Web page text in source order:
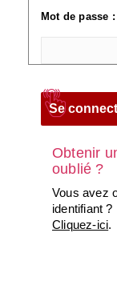
Mot de passe :
Obtenir
oublié ?
Vous avez
identifiant ?
Cliquez-ici.